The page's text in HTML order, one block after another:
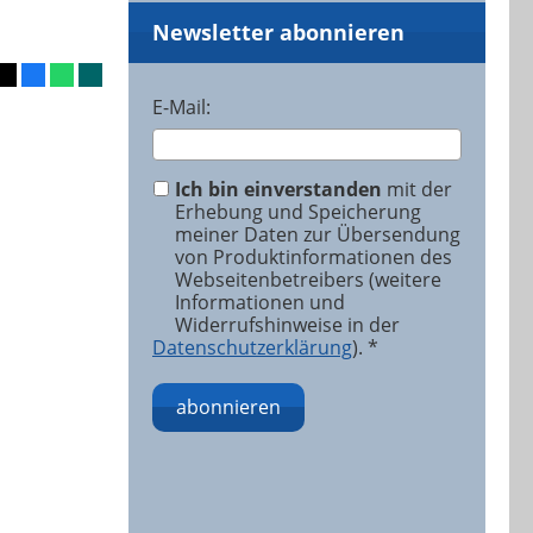
Newsletter abonnieren
E-Mail:
Ich bin einverstanden mit der
Erhebung und Speicherung
meiner Daten zur Übersendung
von Produktinformationen des
Webseitenbetreibers (weitere
Informationen und
Widerrufshinweise in der
Datenschutzerklärung). *